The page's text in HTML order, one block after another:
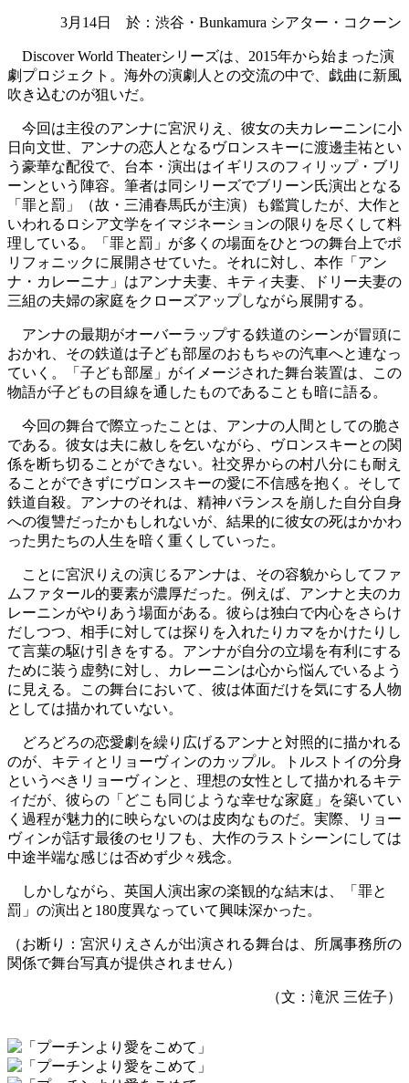
3月14日 於：渋谷・Bunkamura シアター・コクーン
Discover World Theaterシリーズは、2015年から始まった演
劇プロジェクト。海外の演劇人との交流の中で、戯曲に新風
吹き込むのが狙いだ。
今回は主役のアンナに宮沢りえ、彼女の夫カレーニンに小
日向文世、アンナの恋人となるヴロンスキーに渡邊圭祐とい
う豪華な配役で、台本・演出はイギリスのフィリップ・ブリ
ーンという陣容。筆者は同シリーズでブリーン氏演出となる
「罪と罰」（故・三浦春馬氏が主演）も鑑賞したが、大作と
いわれるロシア文学をイマジネーションの限りを尽くして料
理している。「罪と罰」が多くの場面をひとつの舞台上でポ
リフォニックに展開させていた。それに対し、本作「アン
ナ・カレーニナ」はアンナ夫妻、キティ夫妻、ドリー夫妻の
三組の夫婦の家庭をクローズアップしながら展開する。
アンナの最期がオーバーラップする鉄道のシーンが冒頭に
おかれ、その鉄道は子ども部屋のおもちゃの汽車へと連なっ
ていく。「子ども部屋」がイメージされた舞台装置は、この
物語が子どもの目線を通したものであることも暗に語る。
今回の舞台で際立ったことは、アンナの人間としての脆さ
である。彼女は夫に赦しを乞いながら、ヴロンスキーとの関
係を断ち切ることができない。社交界からの村八分にも耐え
ることができずにヴロンスキーの愛に不信感を抱く。そして
鉄道自殺。アンナのそれは、精神バランスを崩した自分自身
への復讐だったかもしれないが、結果的に彼女の死はかかわ
った男たちの人生を暗く重くしていった。
ことに宮沢りえの演じるアンナは、その容貌からしてファ
ムファタール的要素が濃厚だった。例えば、アンナと夫のカ
レーニンがやりあう場面がある。彼らは独白で内心をさらけ
だしつつ、相手に対しては探りを入れたりカマをかけたりし
て言葉の駆け引きをする。アンナが自分の立場を有利にする
ために装う虚勢に対し、カレーニンは心から悩んでいるよう
に見える。この舞台において、彼は体面だけを気にする人物
としては描かれていない。
どろどろの恋愛劇を繰り広げるアンナと対照的に描かれる
のが、キティとリョーヴィンのカップル。トルストイの分身
というべきリョーヴィンと、理想の女性として描かれるキテ
ィだが、彼らの「どこも同じような幸せな家庭」を築いてい
く過程が魅力的に映らないのは皮肉なものだ。実際、リョー
ヴィンが話す最後のセリフも、大作のラストシーンにしては
中途半端な感じは否めず少々残念。
しかしながら、英国人演出家の楽観的な結末は、「罪と
罰」の演出と180度異なっていて興味深かった。
（お断り：宮沢りえさんが出演される舞台は、所属事務所の
関係で舞台写真が提供されません）
（文：滝沢 三佐子）